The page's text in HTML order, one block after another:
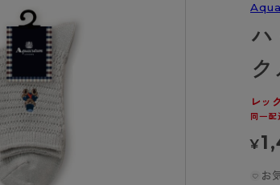
ェア
ー
イヤーブラ
ーブラ
ップ
ライフスタイルウェア
ルームウェア・パジャマ
アクティブ・スポーツ
アスティーグ クリ
hotto comfort
ランドから探す
スティーグ
リアビューティアクティブ
ゴスト
商品選
お悩み
ブラジャ
私に似
タイツ
レッ
同一配
¥
お